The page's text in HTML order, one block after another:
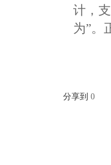
计，
为”。
分享到 0